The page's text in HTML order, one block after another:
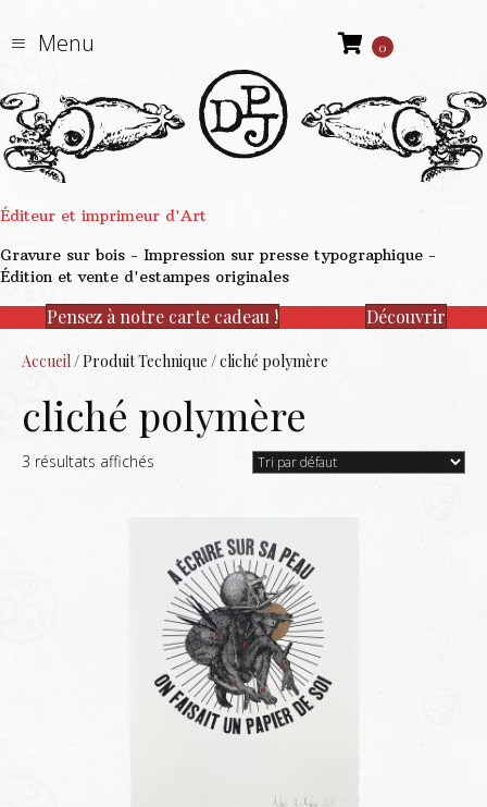
Menu 0
Éditeur et imprimeur d'Art
Gravure sur bois - Impression sur presse typographique -
Édition et vente d'estampes originales
Pensez à notre carte cadeau ! Découvrir
Accueil / Produit Technique / cliché polymère
cliché polymère
3 résultats affichés